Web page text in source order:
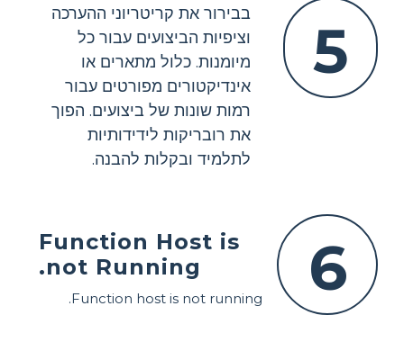
5
בבירור את קריטריוני ההערכה
וציפיות הביצועים עבור כל
מיומנות. כלול מתארים או
אינדיקטורים מפורטים עבור
רמות שונות של ביצועים. הפוך
את רובריקות לידידותיות
לתלמיד ובקלות להבנה.
6
Function Host is
not Running.
Function host is not running.